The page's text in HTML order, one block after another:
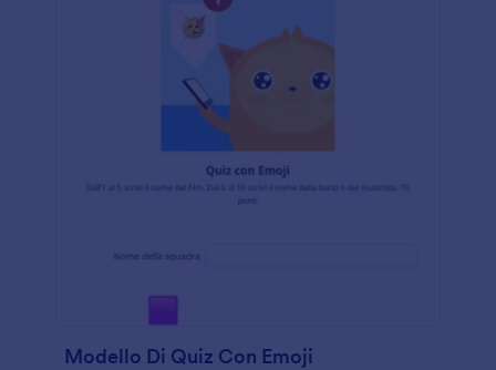
Modello Di Quiz Con Emoji